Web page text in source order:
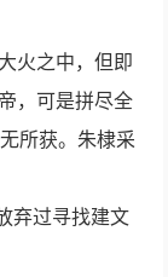
火之中，但即
，可是拼尽全
所获。朱棣采
过寻找建文